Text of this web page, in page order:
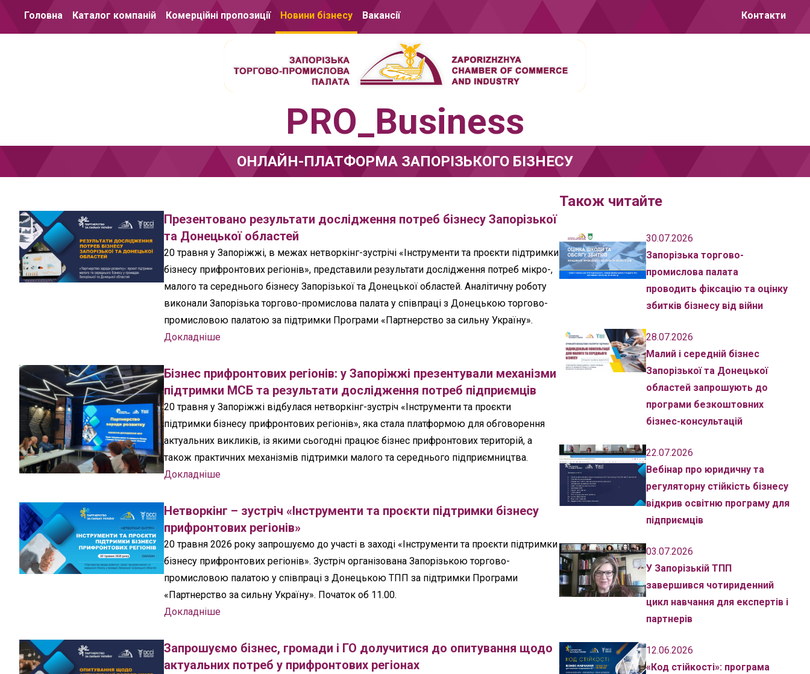
Головна Каталог компаній Комерційні пропозиції Новини бізнесу Вакансії Контакти
PRO_Business
ОНЛАЙН-ПЛАТФОРМА ЗАПОРІЗЬКОГО БІЗНЕСУ
Презентовано результати дослідження потреб бізнесу Запорізької
та Донецької областей
20 травня у Запоріжжі, в межах нетворкінг-зустрічі «Інструменти та проєкти підтримки
бізнесу прифронтових регіонів», представили результати дослідження потреб мікро-,
малого та середнього бізнесу Запорізької та Донецької областей. Аналітичну роботу
виконали Запорізька торгово-промислова палата у співпраці з Донецькою торгово-
промисловою палатою за підтримки Програми «Партнерство за сильну Україну».
Докладніше
Бізнес прифронтових регіонів: у Запоріжжі презентували механізми
підтримки МСБ та результати дослідження потреб підприємців
20 травня у Запоріжжі відбулася нетворкінг-зустріч «Інструменти та проєкти
підтримки бізнесу прифронтових регіонів», яка стала платформою для обговорення
актуальних викликів, із якими сьогодні працює бізнес прифронтових територій, а
також практичних механізмів підтримки малого та середнього підприємництва.
Докладніше
Нетворкінг – зустріч «Інструменти та проєкти підтримки бізнесу
прифронтових регіонів»
20 травня 2026 року запрошуємо до участі в заході «Інструменти та проєкти підтримки
бізнесу прифронтових регіонів». Зустріч організована Запорізькою торгово-
промисловою палатою у співпраці з Донецькою ТПП за підтримки Програми
«Партнерство за сильну Україну». Початок об 11.00.
Докладніше
Запрошуємо бізнес, громади і ГО долучитися до опитування щодо
актуальних потреб у прифронтових регіонах
Також читайте
30.07.2026
Запорізька торгово-
промислова палата
проводить фіксацію та оцінку
збитків бізнесу від війни
28.07.2026
Малий і середній бізнес
Запорізької та Донецької
областей запрошують до
програми безкоштовних
бізнес-консультацій
22.07.2026
Вебінар про юридичну та
регуляторну стійкість бізнесу
відкрив освітню програму для
підприємців
03.07.2026
У Запорізькій ТПП
завершився чотириденний
цикл навчання для експертів і
партнерів
12.06.2026
«Код стійкості»: програма